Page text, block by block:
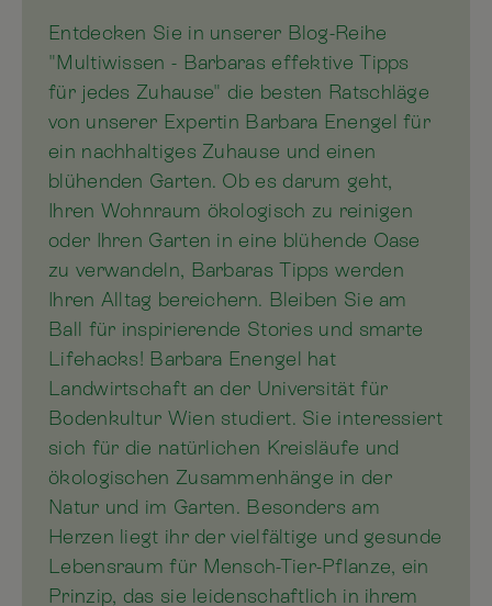
Entdecken Sie in unserer Blog-Reihe
"Multiwissen - Barbaras effektive Tipps
für jedes Zuhause" die besten Ratschläge
von unserer Expertin Barbara Enengel für
ein nachhaltiges Zuhause und einen
blühenden Garten. Ob es darum geht,
Ihren Wohnraum ökologisch zu reinigen
oder Ihren Garten in eine blühende Oase
zu verwandeln, Barbaras Tipps werden
Ihren Alltag bereichern. Bleiben Sie am
Ball für inspirierende Stories und smarte
Lifehacks! Barbara Enengel hat
Landwirtschaft an der Universität für
Bodenkultur Wien studiert. Sie interessiert
sich für die natürlichen Kreisläufe und
ökologischen Zusammenhänge in der
Natur und im Garten. Besonders am
Herzen liegt ihr der vielfältige und gesunde
Lebensraum für Mensch-Tier-Pflanze, ein
Prinzip, das sie leidenschaftlich in ihrem